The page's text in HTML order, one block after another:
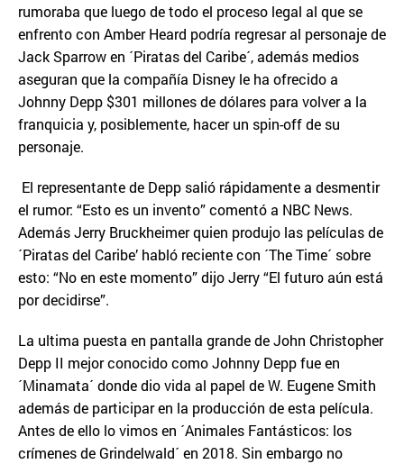
rumoraba que luego de todo el proceso legal al que se
enfrento con Amber Heard podría regresar al personaje de
Jack Sparrow en ´Piratas del Caribe´, además medios
aseguran que la compañía Disney le ha ofrecido a
Johnny Depp $301 millones de dólares para volver a la
franquicia y, posiblemente, hacer un spin-off de su
personaje.
El representante de Depp salió rápidamente a desmentir
el rumor: “Esto es un invento” comentó a NBC News.
Además Jerry Bruckheimer quien produjo las películas de
´Piratas del Caribe’ habló reciente con ´The Time´ sobre
esto: “No en este momento” dijo Jerry “El futuro aún está
por decidirse”.
La ultima puesta en pantalla grande de John Christopher
Depp II mejor conocido como Johnny Depp fue en
´Minamata´ donde dio vida al papel de W. Eugene Smith
además de participar en la producción de esta película.
Antes de ello lo vimos en ´Animales Fantásticos: los
crímenes de Grindelwald´ en 2018. Sin embargo no